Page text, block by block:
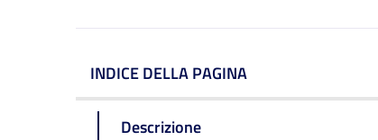
INDICE DELLA PAGINA
Descrizione